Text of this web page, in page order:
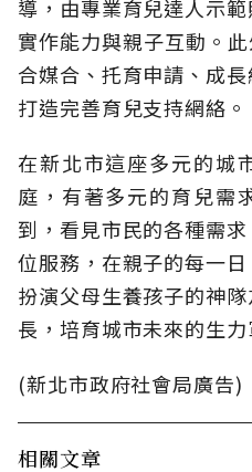
導，由專業育兒達人示
實作能力與親子互動。
合媒合、托育申請、成
打造完善育兒支持網絡。
在新北市這座多元的城
庭，有著多元的育兒需
到，看見市民的各種需
位服務，在親子的每一
扮演父母生養孩子的神
長，培育城市未來的生力
(新北市政府社會局廣告)
相關文章